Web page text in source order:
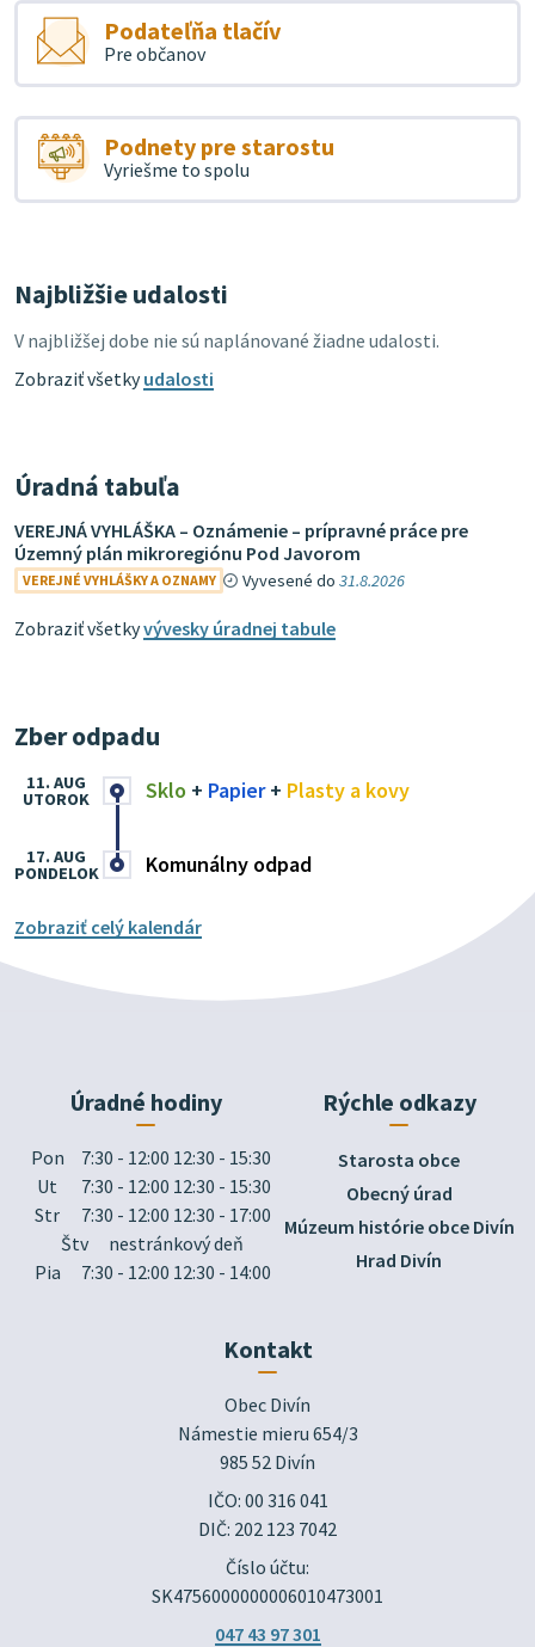
Podateľňa tlačív
Pre občanov
Podnety pre starostu
Vyriešme to spolu
Najbližšie udalosti
V najbližšej dobe nie sú naplánované žiadne udalosti.
Zobraziť všetkyudalosti
Úradná tabuľa
VEREJNÁ VYHLÁŠKA – Oznámenie – prípravné práce pre
Územný plán mikroregiónu Pod Javorom
VEREJNÉ VYHLÁŠKY A OZNAMY Vyvesené do31.8.2026
Zobraziť všetkyvývesky úradnej tabule
Zber odpadu
Sklo + Papier+ Plasty a kovy
11. AUG
UTOROK
Komunálny odpad
17. AUG
PONDELOK
Zobraziť celý kalendár
Úradné hodiny
Pon
7:30 - 12:00 12:30 - 15:30
Ut
7:30 - 12:00 12:30 - 15:30
Str
7:30 - 12:00 12:30 - 17:00
Štv
nestránkový deň
Pia
7:30 - 12:00 12:30 - 14:00
Rýchle odkazy
Starosta obce
Obecný úrad
Múzeum histórie obce Divín
Hrad Divín
Kontakt
Obec Divín
Námestie mieru 654/3
985 52 Divín
IČO: 00 316 041
DIČ: 202 123 7042
Číslo účtu:
SK4756000000006010473001
047 43 97 301